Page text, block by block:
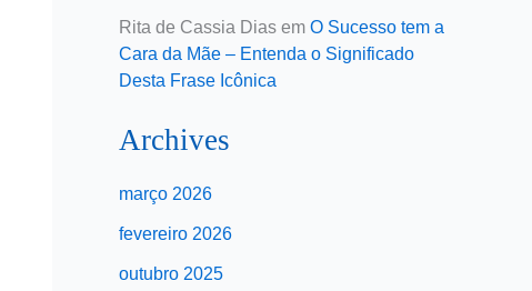
Rita de Cassia Dias em O Sucesso tem a
Cara da Mãe – Entenda o Significado
Desta Frase Icônica
Archives
março 2026
fevereiro 2026
outubro 2025